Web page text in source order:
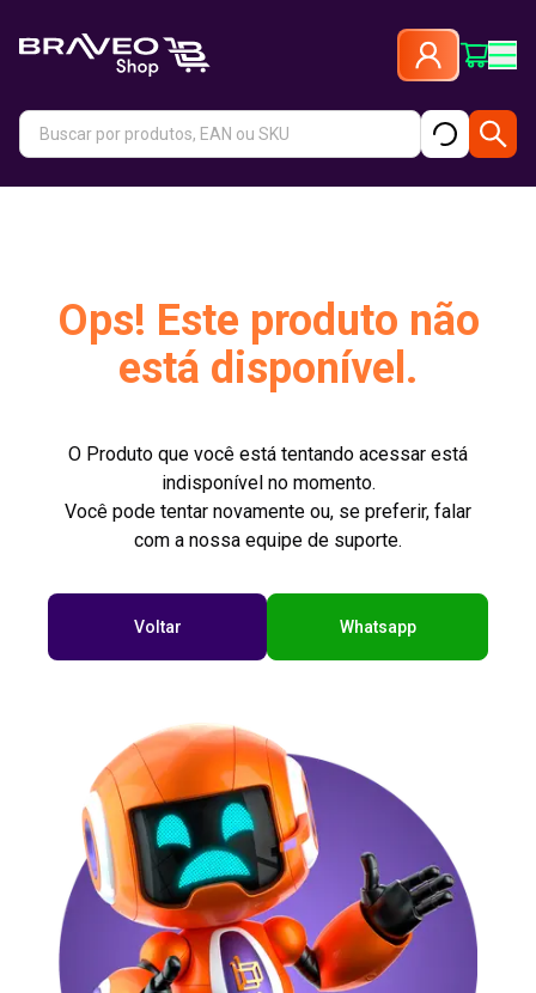
Ops! Este produto não
está disponível.
O Produto que você está tentando acessar está
indisponível no momento.
Você pode tentar novamente ou, se preferir, falar
com a nossa equipe de suporte.
Voltar Whatsapp